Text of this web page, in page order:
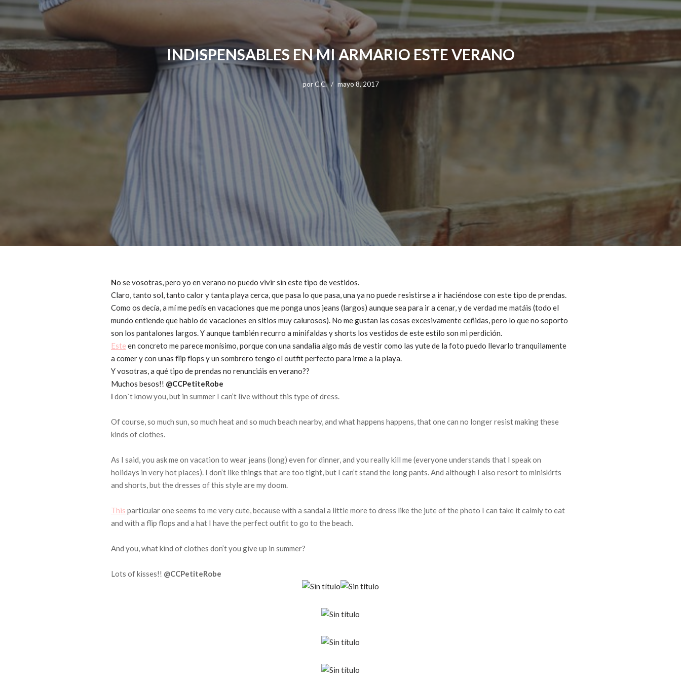
INDISPENSABLES EN MI ARMARIO ESTE VERANO
porC.C. mayo 8, 2017
No se vosotras, pero yo en verano no puedo vivir sin este tipo de vestidos.
Claro, tanto sol, tanto calor y tanta playa cerca, que pasa lo que pasa, una ya no puede resistirse a ir haciéndose con este tipo de prendas.
Como os decía, a mí me pedís en vacaciones que me ponga unos jeans (largos) aunque sea para ir a cenar, y de verdad me matáis (todo el
mundo entiende que hablo de vacaciones en sitios muy calurosos). No me gustan las cosas excesivamente ceñidas, pero lo que no soporto
son los pantalones largos. Y aunque también recurro a minifaldas y shorts los vestidos de este estilo son mi perdición.
Este en concreto me parece monísimo, porque con una sandalia algo más de vestir como las yute de la foto puedo llevarlo tranquilamente
a comer y con unas flip flops y un sombrero tengo el outfit perfecto para irme a la playa.
Y vosotras, a qué tipo de prendas no renunciáis en verano??
Muchos besos!! @CCPetiteRobe
I don`t know you, but in summer I can’t live without this type of dress.
Of course, so much sun, so much heat and so much beach nearby, and what happens happens, that one can no longer resist making these
kinds of clothes.
As I said, you ask me on vacation to wear jeans (long) even for dinner, and you really kill me (everyone understands that I speak on
holidays in very hot places). I don’t like things that are too tight, but I can’t stand the long pants. And although I also resort to miniskirts
and shorts, but the dresses of this style are my doom.
This particular one seems to me very cute, because with a sandal a little more to dress like the jute of the photo I can take it calmly to eat
and with a flip flops and a hat I have the perfect outfit to go to the beach.
And you, what kind of clothes don’t you give up in summer?
Lots of kisses!! @CCPetiteRobe